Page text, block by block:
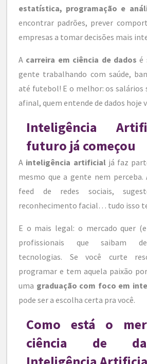
estatística, programação e
encontrar padrões, prever
empresas a tomar decisões mais
A carreira em ciência de dados é
gente trabalhando com saúde,
até futebol! E o melhor: os salários
afinal, quem entende de dados hoje
Inteligência
futuro já começou
A inteligência artificialjá faz
mesmo que a gente nem
feed de redes sociais,
reconhecimento facial… tudo isso
E o mais legal: o mercado quer
profissionais que saibam
tecnologias. Se você curte
programar e tem aquela paixão
uma graduação com foco em
pode ser a escolha certa pra você.
Como está o
ciência de